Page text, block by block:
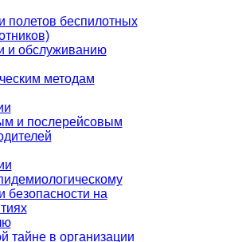
полетов беспилотных
и обслуживанию
методам
и послерейсовым
безопасности на
тайне в организации